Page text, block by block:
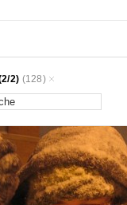
2) (128)